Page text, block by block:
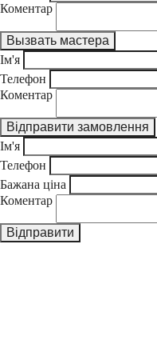
Коментар
Ім'я
Телефон
Коментар
Ім'я
Телефон
Бажана ціна
Коментар